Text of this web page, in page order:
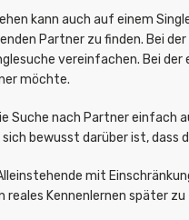
kann auch auf einem
Partner zu finden. Bei
vereinfachen. Bei
möchte.
Suche nach Partner einfach
bewusst darüber ist, dass
mit
reales Kennenlernen später